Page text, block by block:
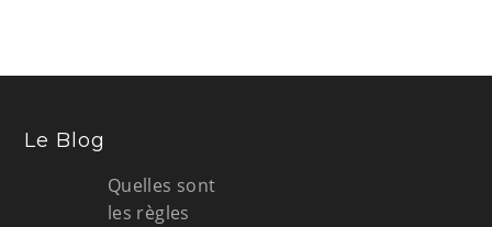
Le Blog
Quelles sont
les règles